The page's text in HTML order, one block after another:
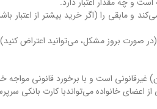
و مابقی را (اگر خرید بیشتر از اعتبار
غیرقانونی است و با برخورد قانونی مواجه
اعضای خانواده می‌تواندبا کارت بانکی